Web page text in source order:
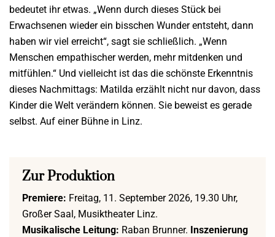
bedeutet ihr etwas. „Wenn durch dieses Stück bei
Erwachsenen wieder ein bisschen Wunder entsteht, dann
haben wir viel erreicht“, sagt sie schließlich. „Wenn
Menschen empathischer werden, mehr mitdenken und
mitfühlen.“ Und vielleicht ist das die schönste Erkenntnis
dieses Nachmittags: Matilda erzählt nicht nur davon, dass
Kinder die Welt verändern können. Sie beweist es gerade
selbst. Auf einer Bühne in Linz.
Zur Produktion
Premiere: Freitag, 11. September 2026, 19.30 Uhr,
Großer Saal, Musiktheater Linz.
Musikalische Leitung: Raban Brunner. Inszenierung